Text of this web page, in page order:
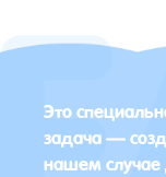
Это
задача —
нашем случае